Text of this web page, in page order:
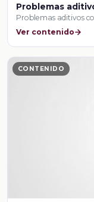
Problemas
Problemas aditivos
Ver contenido
CONTENIDO